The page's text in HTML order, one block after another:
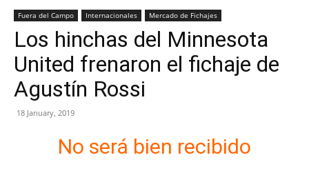
Fuera del Campo Internacionales Mercado de Fichajes
Los hinchas del Minnesota
United frenaron el fichaje de
Agustín Rossi
18 January, 2019
No será bien recibido